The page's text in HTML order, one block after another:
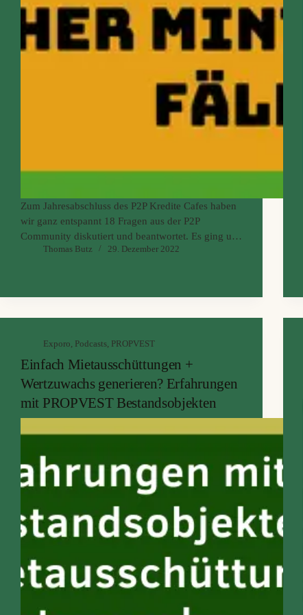
Zum Jahresabschluss des P2P Kredite Cafes haben
wir ganz entspannt 18 Fragen aus der P2P
Community diskutiert und beantwortet. Es ging um
die P2P Kredite Highlights im Jahr 2022, den
Thomas Butz 29. Dezember 2022
Exporo, Podcasts, PROPVEST
Einfach Mietausschüttungen +
Wertzuwachs generieren? Erfahrungen
mit PROPVEST Bestandsobjekten